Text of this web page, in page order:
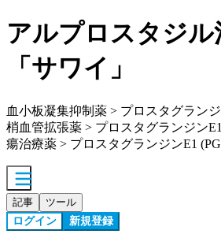
アルプロスタジル
「サワイ」
血小板凝集抑制薬 > プロスタグラン
梢血管拡張薬 > プロスタグランジン
瘍治療薬 > プロスタグランジンE1
記事 ツール
ログイン 新規登録